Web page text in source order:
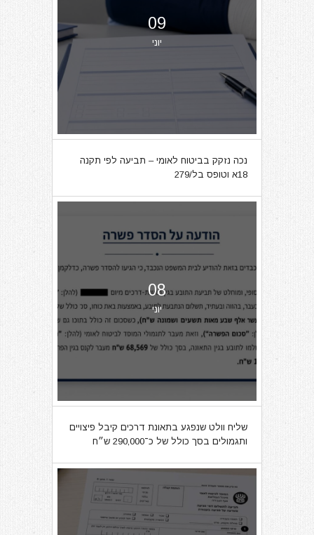
09
יוני
נכה נזקק בביטוח לאומי – תביעה לפי תקנה
18א וטופס בל/279
08
יוני
שליח וולט שנפגע בתאונת דרכים קיבל פיצויים
ותגמולים בסך כולל של כ־290,000 ש״ח